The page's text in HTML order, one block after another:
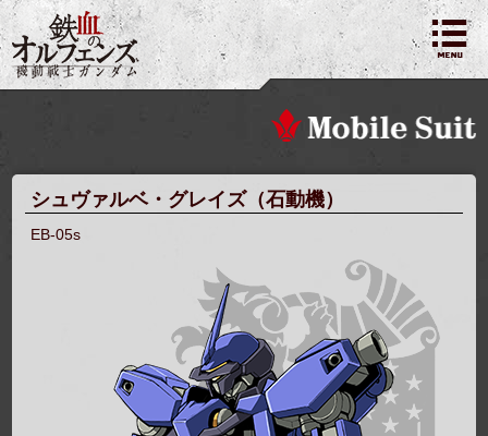
シュヴァルベ・グレイズ（石動機）
EB-05s